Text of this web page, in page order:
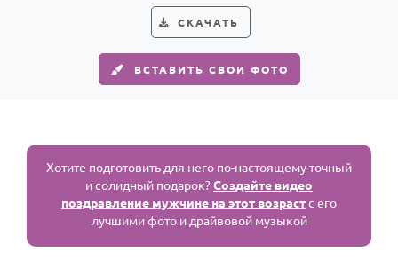
СКАЧАТЬ
ВСТАВИТЬ СВОИ ФОТО
Хотите подготовить для него по-настоящему точный
и солидный подарок?Создайте видео
поздравление мужчине на этот возрастс его
лучшими фото и драйвовой музыкой